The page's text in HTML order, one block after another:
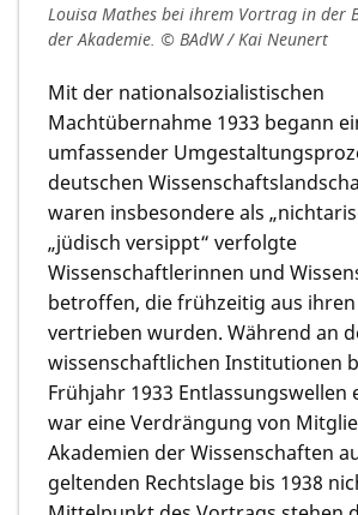
Louisa Mathes bei ihrem Vortrag in der
der Akademie. © BAdW / Kai Neunert
Mit der nationalsozialistischen
Machtübernahme 1933 begann
umfassender
deutschen
waren insbesondere als
„jüdisch versippt“ verfolgte
Wissenschaftlerinnen und
betroffen, die frühzeitig aus
vertrieben wurden. Während an
wissenschaftlichen Institutionen
Frühjahr 1933 Entlassungswellen
war eine Verdrängung von
Akademien der Wissenschaften
geltenden Rechtslage bis 1938